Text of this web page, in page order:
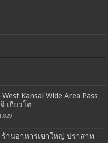
Kansai Wide Area Pass
เกียวโต
ร้านอาหารเขาใหญ่ ปราสาท